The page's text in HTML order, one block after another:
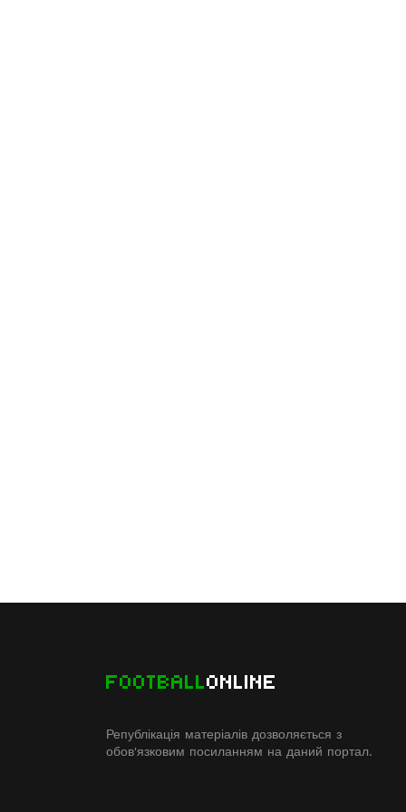
FOOTBALLONLINE
Републікація матеріалів дозволяється з
обов'язковим посиланням на даний портал.